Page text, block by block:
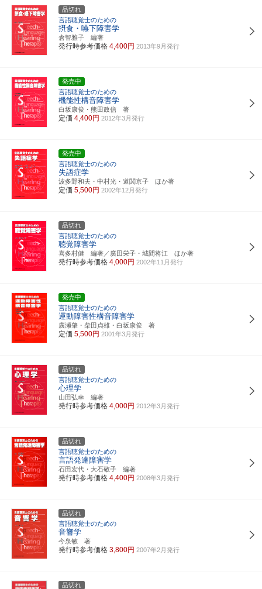
品切れ
言語聴覚士のための
摂食・嚥下障害学
倉智雅子 編著
発行時参考価格 4,400円 2013年9月発行
発売中
言語聴覚士のための
機能性構音障害学
白坂康俊・熊田政信 著
定価 4,400円 2012年3月発行
発売中
言語聴覚士のための
失語症学
波多野和夫・中村光・道関京子 ほか著
定価 5,500円 2002年12月発行
品切れ
言語聴覚士のための
聴覚障害学
喜多村健 編著／廣田栄子・城間将江 ほか著
発行時参考価格 4,000円 2002年11月発行
発売中
言語聴覚士のための
運動障害性構音障害学
廣瀬肇・柴田貞雄・白坂康俊 著
定価 5,500円 2001年3月発行
品切れ
言語聴覚士のための
心理学
山田弘幸 編著
発行時参考価格 4,000円 2012年3月発行
品切れ
言語聴覚士のための
言語発達障害学
石田宏代・大石敬子 編著
発行時参考価格 4,400円 2008年3月発行
品切れ
言語聴覚士のための
音響学
今泉敏 著
発行時参考価格 3,800円 2007年2月発行
品切れ